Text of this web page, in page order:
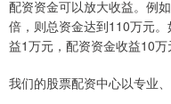
配资资金可以放大收益。例
倍，则总资金达到110万元
益1万元，配资资金收益10万
我们的股票配资中心以专业